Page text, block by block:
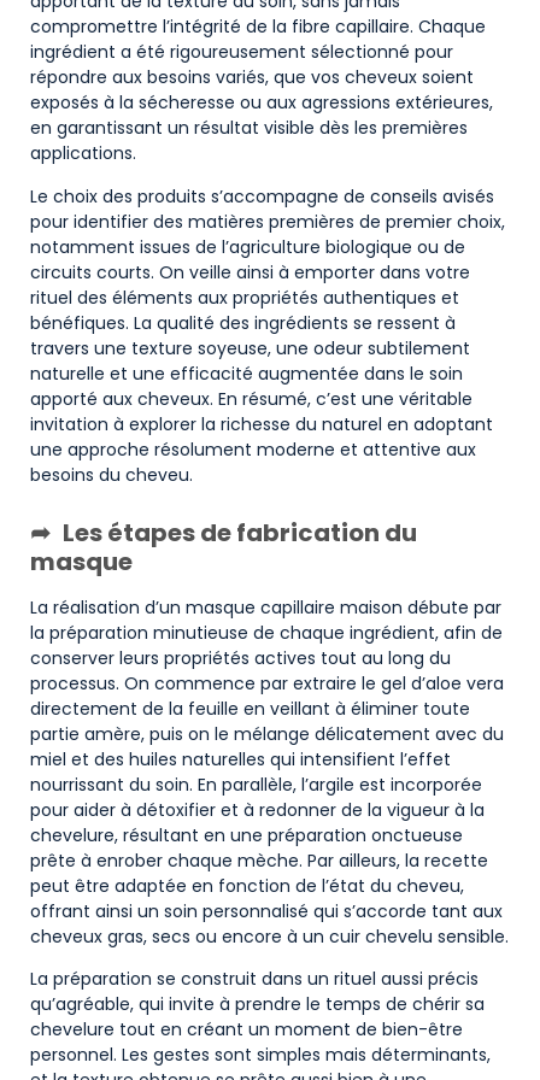
compromettre l’intégrité de la fibre capillaire. Chaque
ingrédient a été rigoureusement sélectionné pour
répondre aux besoins variés, que vos cheveux soient
exposés à la sécheresse ou aux agressions extérieures,
en garantissant un résultat visible dès les premières
applications.
Le choix des produits s’accompagne de conseils avisés
pour identifier des matières premières de premier choix,
notamment issues de l’agriculture biologique ou de
circuits courts. On veille ainsi à emporter dans votre
rituel des éléments aux propriétés authentiques et
bénéfiques. La qualité des ingrédients se ressent à
travers une texture soyeuse, une odeur subtilement
naturelle et une efficacité augmentée dans le soin
apporté aux cheveux. En résumé, c’est une véritable
invitation à explorer la richesse du naturel en adoptant
une approche résolument moderne et attentive aux
besoins du cheveu.
Les étapes de fabrication du
masque
La réalisation d’un masque capillaire maison débute par
la préparation minutieuse de chaque ingrédient, afin de
conserver leurs propriétés actives tout au long du
processus. On commence par extraire le gel d’aloe vera
directement de la feuille en veillant à éliminer toute
partie amère, puis on le mélange délicatement avec du
miel et des huiles naturelles qui intensifient l’effet
nourrissant du soin. En parallèle, l’argile est incorporée
pour aider à détoxifier et à redonner de la vigueur à la
chevelure, résultant en une préparation onctueuse
prête à enrober chaque mèche. Par ailleurs, la recette
peut être adaptée en fonction de l’état du cheveu,
offrant ainsi un soin personnalisé qui s’accorde tant aux
cheveux gras, secs ou encore à un cuir chevelu sensible.
La préparation se construit dans un rituel aussi précis
qu’agréable, qui invite à prendre le temps de chérir sa
chevelure tout en créant un moment de bien-être
personnel. Les gestes sont simples mais déterminants,